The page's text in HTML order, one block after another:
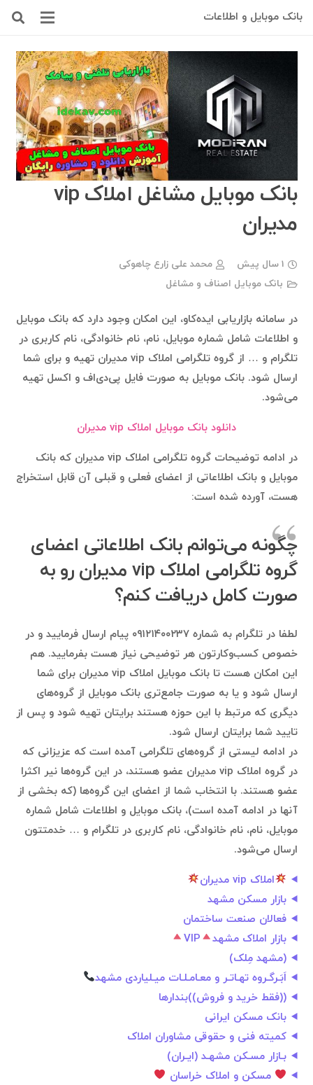
بانک موبایل و اطلاعات
بانک موبایل مشاغل املاک vip
مدیران
1 سال پیش
محمد علی زارع چاهوکی
بانک موبایل اصناف و مشاغل
در سامانه بازاریابی ایده‌کاو، این امکان وجود دارد که بانک موبایل
و اطلاعات شامل شماره موبایل، نام، نام خانوادگی، نام کاربری در
تلگرام و … از گروه تلگرامی املاک vip مدیران تهیه و برای شما
ارسال شود. بانک موبایل به صورت فایل پی‌دی‌اف و اکسل تهیه
می‌شود.
دانلود بانک موبایل املاک vip مدیران
در ادامه توضیحات گروه تلگرامی املاک vip مدیران که بانک
موبایل و بانک اطلاعاتی از اعضای فعلی و قبلی آن قابل استخراج
هست، آورده شده است:
چگونه می‌توانم بانک اطلاعاتی اعضای
گروه تلگرامی املاک vip مدیران رو به
صورت کامل دریافت کنم؟
لطفا در تلگرام به شماره ۰۹۱۲۱۴۰۰۲۳۷ پیام ارسال فرمایید و در
خصوص کسب‌وکارتون هر توضیحی نیاز هست بفرمایید. هم
این امکان هست تا بانک موبایل املاک vip مدیران برای شما
ارسال شود و یا به صورت جامع‌تری بانک موبایل از گروه‌های
دیگری که مرتبط با این حوزه هستند برایتان تهیه شود و پس از
تایید شما برایتان ارسال شود.
در ادامه لیستی از گروه‌های تلگرامی آمده است که عزیزانی که
در گروه املاک vip مدیران عضو هستند، در این گروه‌ها نیر اکثرا
عضو هستند. با انتخاب شما از اعضای این گروه‌ها (که بخشی از
آنها در ادامه آمده است)، بانک موبایل و اطلاعات شامل شماره
موبایل، نام، نام خانوادگی، نام کاربری در تلگرام و … خدمتتون
ارسال می‌شود.
املاک vip مدیران
بازار مسكن مشهد
فعالان صنعت ساختمان
بازار املاک مشهد
VIP
(مشهد مِلک)
اَبَـرگـروه تهـاتـر و معـامـلـات میـلیاردی مشهد
((فقط خرید و فروش))بندارها
بانک مسکن ایرانی
کمیته فنی و حقوقی مشاوران املاک
بـازار مسـکن مشهـد (ایـران)
مسکن و املاک خراسان